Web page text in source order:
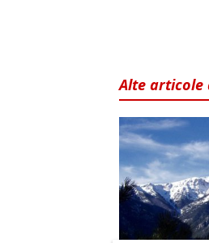
Alte articole